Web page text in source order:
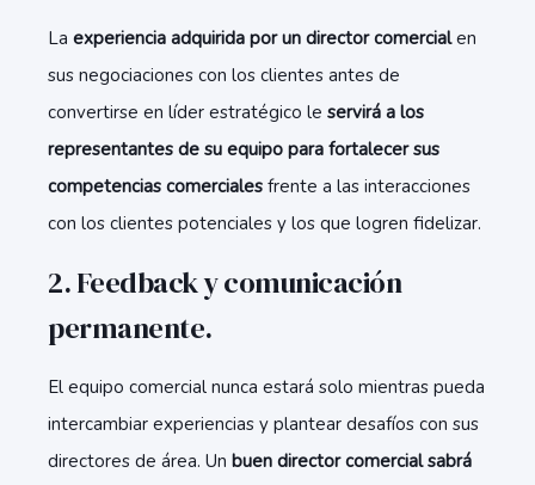
La experiencia adquirida por un director comercialen
sus negociaciones con los clientes antes de
convertirse en líder estratégico le servirá a los
representantes de su equipo para fortalecer sus
competencias comerciales frente a las interacciones
con los clientes potenciales y los que logren fidelizar.
2. Feedback y comunicación
permanente.
El equipo comercial nunca estará solo mientras pueda
intercambiar experiencias y plantear desafíos con sus
directores de área. Un buen director comercial sabrá